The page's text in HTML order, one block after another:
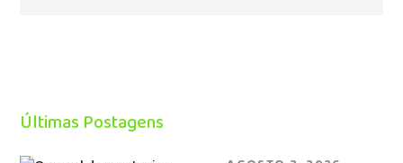
Últimas Postagens